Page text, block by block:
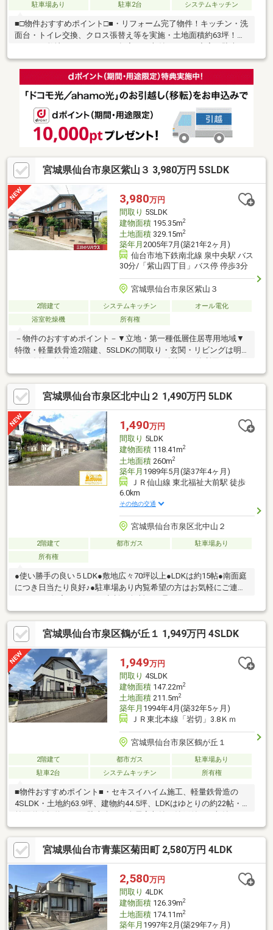
駐車場あり
駐車2台 システムキッチン
■□物件おすすめポイント□■・リフォーム完了物件！キッチン・洗
面台・トイレ交換、クロス張替え等を実施・土地面積約63坪！ゆ
ペース2台分あり・閑静な住宅街、公園目の前！・小学校・スーパ
ーが徒歩圏内で、子育て世帯にもおすすめ■□ライフインフォメー
ション□■・寺岡小学校 徒歩8分（約600m）・寺岡中学校 徒歩13
分（約1000m）・フードマーケットフジサキ 徒歩8分（約
ム・アウトレット 徒歩15分（約1200m）
宮城県仙台市泉区紫山３ 3,980万円 5SLDK
3,980万円
間取り 5SLDK
建物面積195.35m2
土地面積329.15m2
築年月 2005年7月(築21年2ヶ月)
仙台市地下鉄南北線 泉中央駅 バス
30分/「紫山四丁目」バス停 停歩3分
宮城県仙台市泉区紫山３
2階建て システムキッチン
オール電化
浴室乾燥機
所有権
－物件のおすすめポイント－▼立地・第一種低層住居専用地域▼
特徴・軽量鉄骨造2階建、5SLDKの間取り・玄関・リビングは明
26.5帖・リビングから独立した和室は、客間としても活用可能・2
階部分に多目的に使えるセカンドリビング有・駐車場2台分有(カ
ーポート付・車種による)▼設備・独立型キッチン採用、勝手口
有・浴室は1坪サイス・換気乾燥機付・CATV▼周辺環境・紫山公
園 徒歩2分(約160m)■ ご希望の住まい探しをお手伝いします
━━━━━・・・物件の詳細・ご相談はお気軽にお問い合わせく
ださい。
宮城県仙台市泉区北中山２ 1,490万円 5LDK
1,490万円
間取り 5LDK
建物面積118.41m2
土地面積260m2
築年月 1989年5月(築37年4ヶ月)
ＪＲ仙山線 東北福祉大前駅 徒歩
6.0km
その他の交通
宮城県仙台市泉区北中山２
2階建て 都市ガス
駐車場あり
所有権
●使い勝手の良い５LDK●敷地広々70坪以上●LDKは約15帖●南面庭
につき日当たり良好♪●駐車場あり内覧希望の方はお気軽にご連絡
宮城県仙台市泉区鶴が丘１ 1,949万円 4SLDK
1,949万円
間取り 4SLDK
建物面積147.22m2
土地面積211.5m2
築年月 1994年4月(築32年5ヶ月)
ＪＲ東北本線「岩切」3.8Ｋｍ
宮城県仙台市泉区鶴が丘１
2階建て 都市ガス
駐車場あり
駐車2台
システムキッチン 所有権
■物件おすすめポイント■・セキスイハイム施工、軽量鉄骨造の
4SLDK・土地約63.9坪、建物約44.5坪、LDKはゆとりの約22帖・
ース充実・駐車縦列2台可（車種による）・白蟻点検実施、点検記
録あり・お引渡しから2年間の保証あり■ライフインフォメーショ
ン■・鶴が丘小学校 徒歩3分（約190m）・鶴が丘中学校 徒歩
12分（約900m）・ローソン仙台鶴が丘一丁目店 徒歩7分（約
550m）・ジャパンミート生鮮館 仙台市名坂店 徒歩25分（約
2000m）・ヨークタウン市名坂 徒歩32分（約2500m）
宮城県仙台市青葉区菊田町 2,580万円 4LDK
2,580万円
間取り 4LDK
建物面積126.39m2
土地面積174.11m2
築年月 1997年2月(築29年7ヶ月)